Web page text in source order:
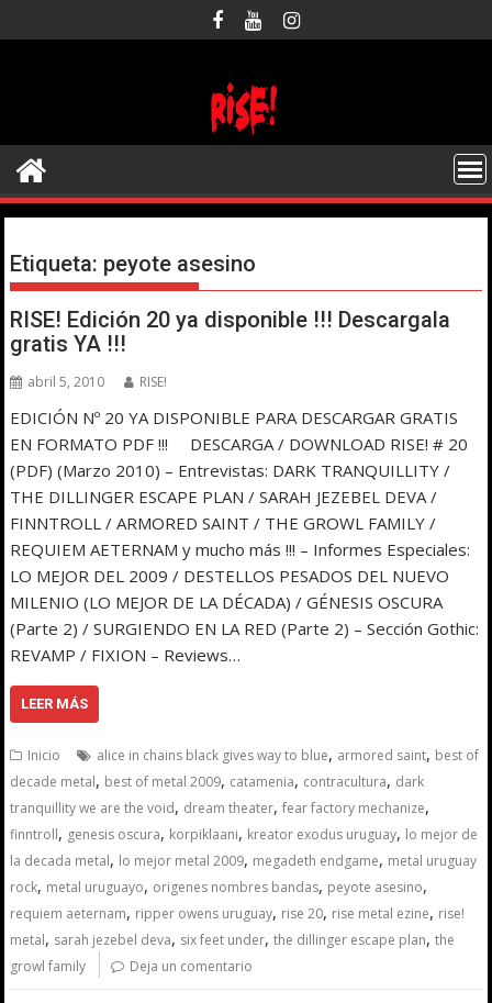
al
Etiqueta: peyote asesino
RISE! Edición 20 ya disponible !!! Descargala
gratis YA !!!
abril 5, 2010 RISE!
EDICIÓN Nº 20 YA DISPONIBLE PARA DESCARGAR GRATIS
EN FORMATO PDF !!! DESCARGA / DOWNLOAD RISE! # 20
(PDF) (Marzo 2010) – Entrevistas: DARK TRANQUILLITY /
THE DILLINGER ESCAPE PLAN / SARAH JEZEBEL DEVA /
FINNTROLL / ARMORED SAINT / THE GROWL FAMILY /
REQUIEM AETERNAM y mucho más !!! – Informes Especiales:
LO MEJOR DEL 2009 / DESTELLOS PESADOS DEL NUEVO
MILENIO (LO MEJOR DE LA DÉCADA) / GÉNESIS OSCURA
(Parte 2) / SURGIENDO EN LA RED (Parte 2) – Sección Gothic:
REVAMP / FIXION – Reviews…
LEER MÁS
Inicio alice in chains black gives way to blue, armored saint, best of
decade metal, best of metal 2009, catamenia, contracultura, dark
tranquillity we are the void, dream theater,fear factory mechanize,
finntroll, genesis oscura, korpiklaani, kreator exodus uruguay, lo mejor de
la decada metal, lo mejor metal 2009, megadeth endgame, metal uruguay
rock, metal uruguayo, origenes nombres bandas, peyote asesino,
requiem aeternam, ripper owens uruguay, rise 20, rise metal ezine, rise!
metal, sarah jezebel deva, six feet under,the dillinger escape plan,the
growl family
Deja un comentario